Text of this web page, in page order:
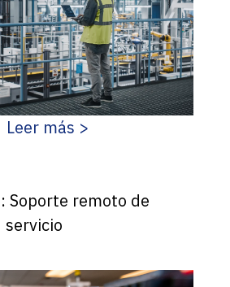
Leer más >
Soporte remoto de